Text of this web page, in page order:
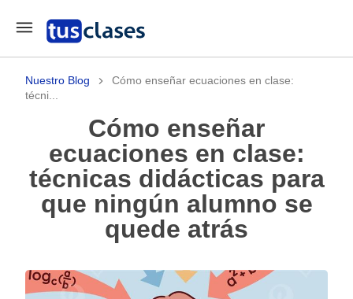
Nuestro Blog
Cómo enseñar ecuaciones en clase:
técni...
Cómo enseñar
ecuaciones en clase:
técnicas didácticas para
que ningún alumno se
quede atrás